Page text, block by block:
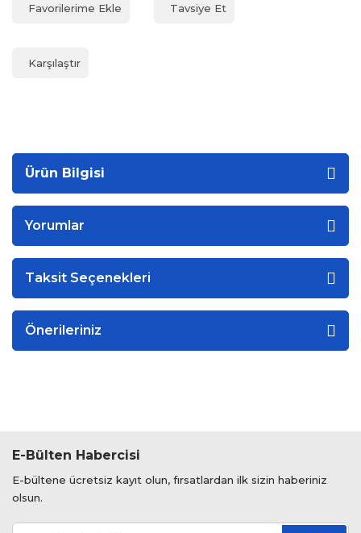
Tavsiye Et
Karşılaştır
Ürün Bilgisi
Yorumlar
Taksit Seçenekleri
Önerileriniz
E-Bülten Habercisi
E-bültene ücretsiz kayıt olun, fırsatlardan ilk sizin haberiniz
olsun.